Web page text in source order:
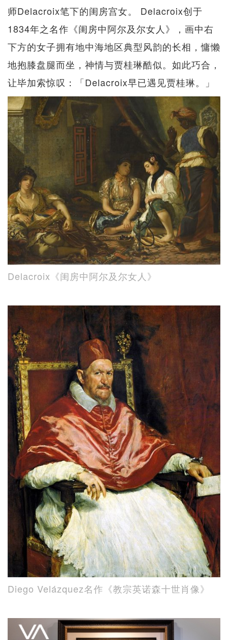
师Delacroix笔下的闺房宫女。 Delacroix创于
1834年之名作《闺房中阿尔及尔女人》，画中右
下方的女子拥有地中海地区典型风韵的长相，慵懒
地抱膝盘腿而坐，神情与贾桂琳酷似。如此巧合，
让毕加索惊叹：「Delacroix早已遇见贾桂琳。」
Delacroix《闺房中阿尔及尔女人》
Diego Velázquez名作《教宗英诺森十世肖像》